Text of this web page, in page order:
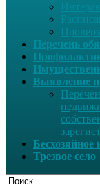
Перечень
Выявление
Трезвое село